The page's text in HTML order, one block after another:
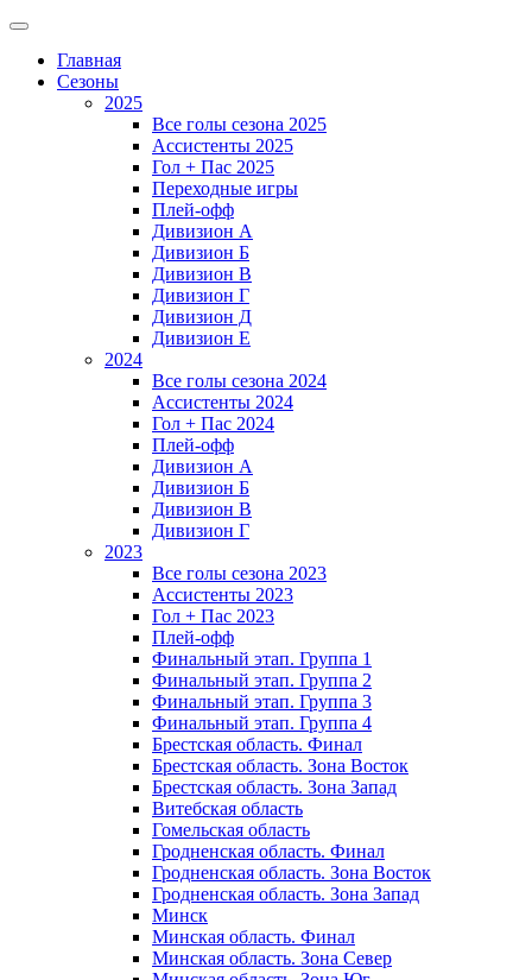
Главная
Сезоны
2025
Все голы сезона 2025
Ассистенты 2025
Гол + Пас 2025
Переходные игры
Плей-офф
Дивизион A
Дивизион Б
Дивизион В
Дивизион Г
Дивизион Д
Дивизион Е
2024
Все голы сезона 2024
Ассистенты 2024
Гол + Пас 2024
Плей-офф
Дивизион A
Дивизион Б
Дивизион В
Дивизион Г
2023
Все голы сезона 2023
Ассистенты 2023
Гол + Пас 2023
Плей-офф
Финальный этап. Группа 1
Финальный этап. Группа 2
Финальный этап. Группа 3
Финальный этап. Группа 4
Брестская область. Финал
Брестская область. Зона Восток
Брестская область. Зона Запад
Витебская область
Гомельская область
Гродненская область. Финал
Гродненская область. Зона Восток
Гродненская область. Зона Запад
Минск
Минская область. Финал
Минская область. Зона Север